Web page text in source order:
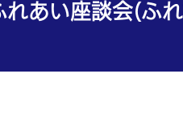
あい座談会(ふ